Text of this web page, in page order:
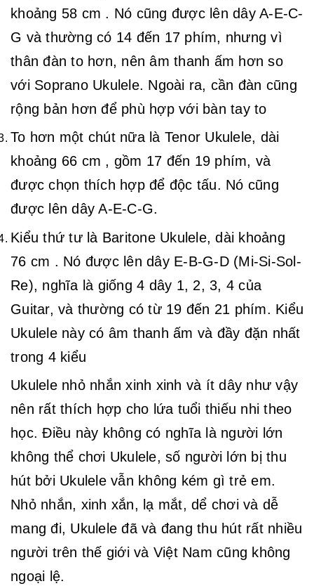
khoảng 58 cm . Nó cũng được lên dây A-E-C-
G và thường có 14 đến 17 phím, nhưng vì
thân đàn to hơn, nên âm thanh ấm hơn so
với Soprano Ukulele. Ngoài ra, cần đàn cũng
rộng bản hơn để phù hợp với bàn tay to
To hơn một chút nữa là Tenor Ukulele, dài
khoảng 66 cm , gồm 17 đến 19 phím, và
được chọn thích hợp để độc tấu. Nó cũng
được lên dây A-E-C-G.
Kiểu thứ tư là Baritone Ukulele, dài khoảng
76 cm . Nó được lên dây E-B-G-D (Mi-Si-Sol-
Re), nghĩa là giống 4 dây 1, 2, 3, 4 của
Guitar, và thường có từ 19 đến 21 phím. Kiểu
Ukulele này có âm thanh ấm và đầy đặn nhất
trong 4 kiểu
Ukulele nhỏ nhắn xinh xinh và ít dây như vậy
nên rất thích hợp cho lứa tuổi thiếu nhi theo
học. Điều này không có nghĩa là người lớn
không thể chơi Ukulele, số người lớn bị thu
hút bởi Ukulele vẫn không kém gì trẻ em.
Nhỏ nhắn, xinh xắn, lạ mắt, dể chơi và dễ
mang đi, Ukulele đã và đang thu hút rất nhiều
người trên thế giới và Việt Nam cũng không
ngoại lệ.